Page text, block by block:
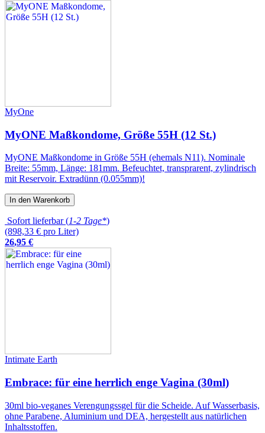
MyOne
MyONE Maßkondome, Größe 55H (12 St.)
MyONE Maßkondome in Größe 55H (ehemals N11). Nominale
Breite: 55mm, Länge: 181mm. Befeuchtet, transprarent, zylindrisch
mit Reservoir. Extradünn (0.055mm)!
In den Warenkorb
Sofort lieferbar (1-2 Tage*)
(898,33 € pro Liter)
26,95 €
Intimate Earth
Embrace: für eine herrlich enge Vagina (30ml)
30ml bio-veganes Verengungssgel für die Scheide. Auf Wasserbasis,
ohne Parabene, Aluminium und DEA, hergestellt aus natürlichen
Inhaltsstoffen.